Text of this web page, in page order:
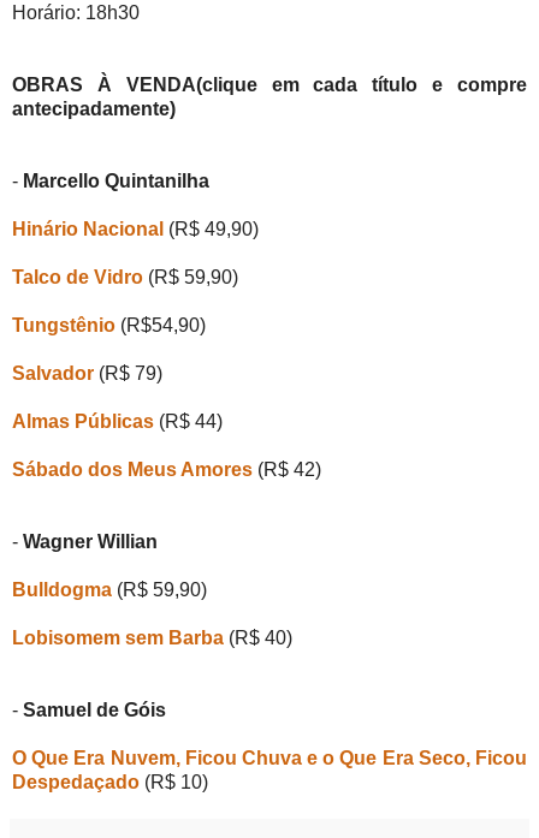
Horário: 18h30
OBRAS À VENDA(clique em cadatítu lo e compre
antecipadamente)
- Marcello Quintanilha
Hinário Nacional (R$ 49,90)
Talco de Vidro (R$ 59,90)
Tungstênio (R$54,90)
Salvador (R$ 79)
Almas Públicas (R$ 44)
Sábado dos Meus Amores (R$ 42)
- Wagner Willian
Bulldogma (R$ 59,90)
Lobisomem sem Barba (R$ 40)
- Samuel de Góis
O Que Era Nuvem, Ficou Chuva e o Que Era Seco, Ficou
Despedaçado (R$ 10)